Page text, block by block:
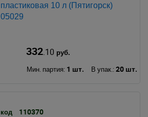
пластиковая 10 л (Пятигорск)
05029
332.10 руб.
Мин. партия: 1 шт. В упак.: 20 шт.
код 110370